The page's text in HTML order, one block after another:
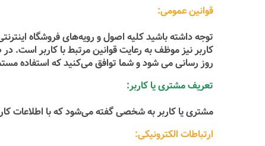
قوانین عمومی:
توجه داشته باشید کلیه اصول و رویه‏‌های فروشگاه
کاربر نیز موظف به رعایت قوانین مرتبط با کاربر است.
روز رسانی می شود و شما توافق می‏‌کنید که استفاده
تعریف مشتری یا کاربر:
مشتری یا کاربر به شخصی گفته می‌شود که با اطلاعات
ارتباطات الکترونیکی: